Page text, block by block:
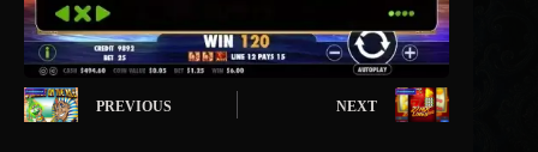
PREVIOUS NEXT